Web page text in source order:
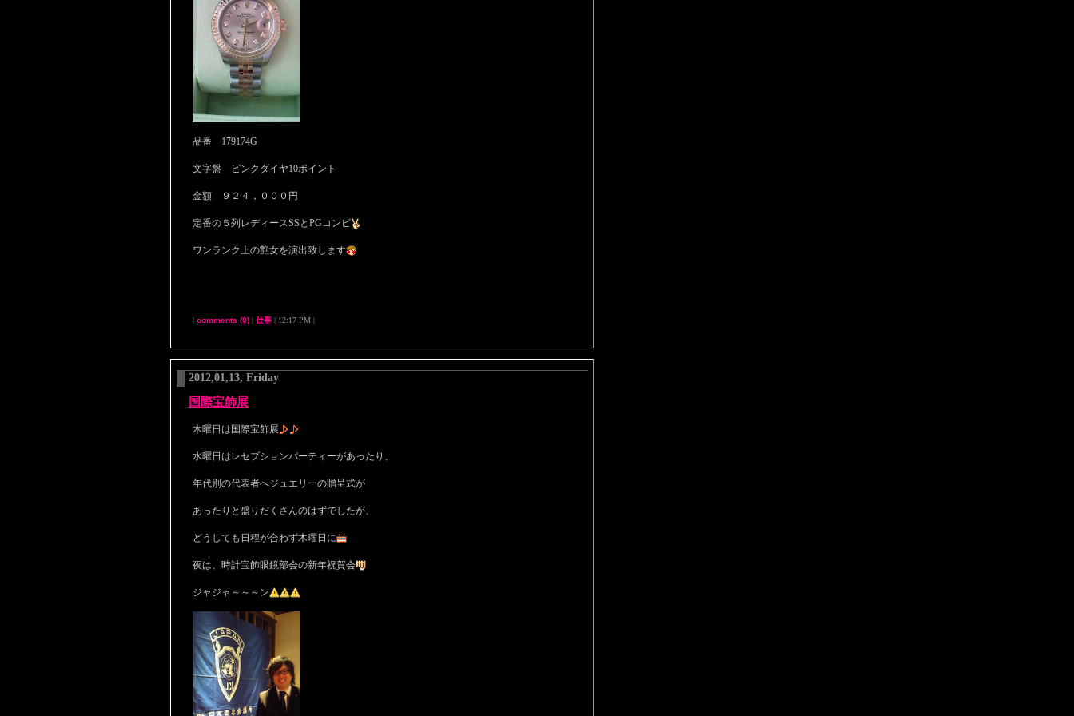
品番 179174G
文字盤 ピンクダイヤ10ポイント
金額 ９２４，０００円
定番の５列レディースSSとPGコンビ
ワンランク上の艶女を演出致します
| comments (0)| 仕事| 12:17 PM |
2012,01,13, Friday
国際宝飾展
木曜日は国際宝飾展
水曜日はレセプションパーティーがあったり、
年代別の代表者へジュエリーの贈呈式が
あったりと盛りだくさんのはずでしたが、
どうしても日程が合わず木曜日に
夜は、時計宝飾眼鏡部会の新年祝賀会
ジャジャ～～～ン